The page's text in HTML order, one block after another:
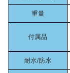
重量
付属品
耐水/防水